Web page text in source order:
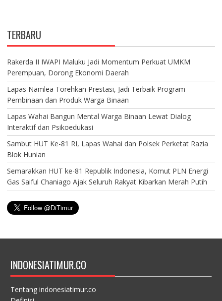
TERBARU
Rakerda II IWAPI Maluku Jadi Momentum Perkuat UMKM
Perempuan, Dorong Ekonomi Daerah
Lapas Namlea Torehkan Prestasi, Jadi Terbaik Program
Pembinaan dan Produk Warga Binaan
Lapas Wahai Bangun Mental Warga Binaan Lewat Dialog
Interaktif dan Psikoedukasi
Sambut HUT Ke-81 RI, Lapas Wahai dan Polsek Perketat Razia
Blok Hunian
Semarakkan HUT ke-81 Republik Indonesia, Komut PLN Energi
Gas Saiful Chaniago Ajak Seluruh Rakyat Kibarkan Merah Putih
INDONESIATIMUR.CO
Tentang indonesiatimur.co